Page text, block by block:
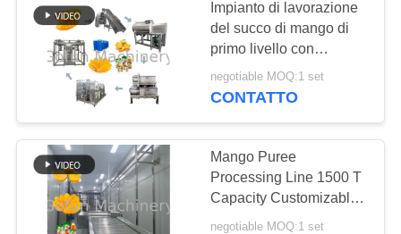
FABBRICA
CONTROLLO
QUALITÀ
CONTATTICI
Impianto di lavorazione
del succo di mango di
primo livello con
macchinari completi per
la linea di produzione
negotiable MOQ:1 set
CONTATTO
Mango Puree
Processing Line 1500 T
Capacity Customizable
Energy Efficient
negotiable MOQ:1 set